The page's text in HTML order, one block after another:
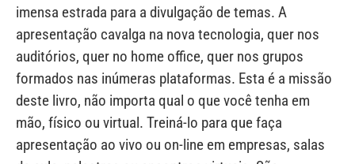
imensa estrada para a divulgação de temas. A
apresentação cavalga na nova tecnologia, quer nos
auditórios, quer no home office, quer nos grupos
formados nas inúmeras plataformas. Esta é a missão
deste livro, não importa qual o que você tenha em
mão, físico ou virtual. Treiná-lo para que faça
apresentação ao vivo ou on-line em empresas, salas